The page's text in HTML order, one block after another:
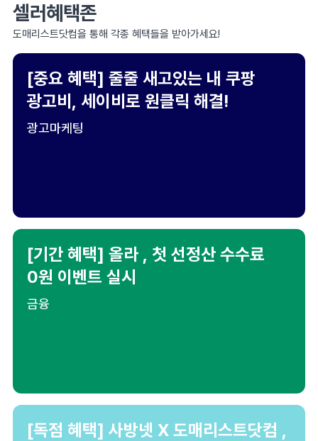
셀러혜택존
도매리스트닷컴을 통해 각종 혜택들을 받아가세요!
[중요 혜택] 줄줄 새고있는 내 쿠팡
광고비, 세이비로 원클릭 해결!
광고마케팅
[기간 혜택] 올라 , 첫 선정산 수수료
0원 이벤트 실시
금융
[독점 혜택] 사방넷 X 도매리스트닷컴 ,